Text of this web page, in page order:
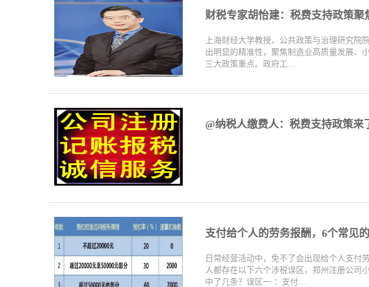
财税专家胡怡建：税费支持政策聚
上海财经大学教授、公共政策与治理研究院
出明显的精准性，聚焦制造业高质量发展、
三大政策重点。政府工...
@纳税人缴费人：税费支持政策来
支付给个人的劳务报酬，6个常见
日常经营活动中，免不了会出现给个人支付
人都存在以下六个涉税误区，郑州注册公司
中了几条？误区一 ：支付...